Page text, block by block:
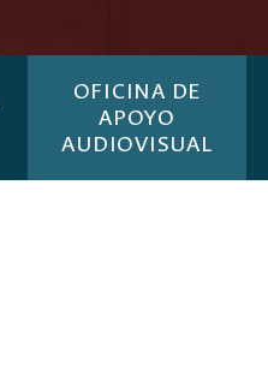
OFICINA DE
APOYO
AUDIOVISUAL